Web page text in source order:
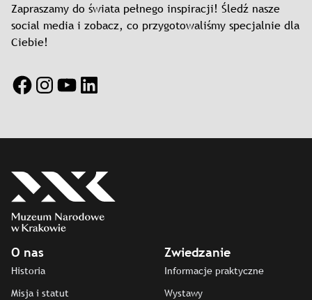
Zapraszamy do świata pełnego inspiracji! Śledź nasze
social media i zobacz, co przygotowaliśmy specjalnie dla
Ciebie!
Facebook
Instagram
YouTube
LinkedIn
O nas
Historia
Misja i statut
Zwiedzanie
Informacje praktyczne
Wystawy